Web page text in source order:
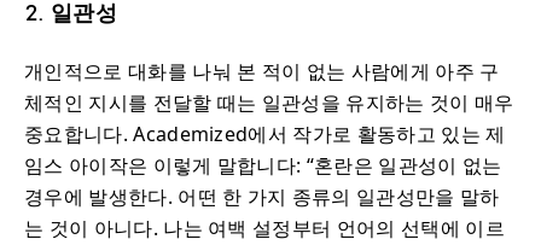
2. 일관성
개인적으로 대화를 나눠 본 적이 없는 사람에게 아주 구
체적인 지시를 전달할 때는 일관성을 유지하는 것이 매우
중요합니다. Academized에서 작가로 활동하고 있는 제
임스 아이작은 이렇게 말합니다: “혼란은 일관성이 없는
경우에 발생한다. 어떤 한 가지 종류의 일관성만을 말하
는 것이 아니다. 나는 여백 설정부터 언어의 선택에 이르